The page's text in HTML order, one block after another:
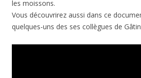
les moissons.
Vous découvrirez aussi dans ce
quelques-uns des ses collègues de